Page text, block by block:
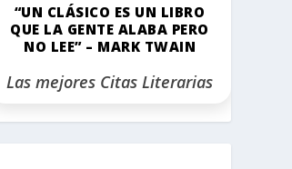
“UN CLÁSICO ES UN LIBRO
QUE LA GENTE ALABA PERO
NO LEE” – MARK TWAIN
Las mejores Citas Literarias